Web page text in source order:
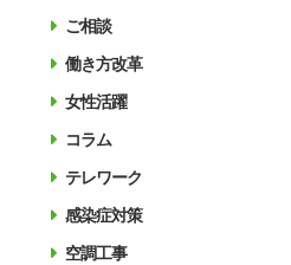
ご相談
働き方改革
女性活躍
コラム
テレワーク
感染症対策
空調工事